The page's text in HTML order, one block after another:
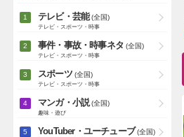
テレビ・芸能 (全国)
テレビ・スポーツ・時事
事件・事故・時事ネタ (全国)
テレビ・スポーツ・時事
スポーツ (全国)
テレビ・スポーツ・時事
マンガ・小説 (全国)
趣味・遊び
YouTuber・ユーチューブ (全国)